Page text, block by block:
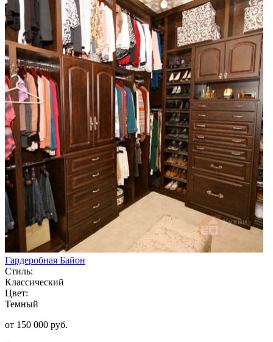
Гардеробная Байон
Стиль:
Классический
Цвет:
Темный
от 150 000 руб.